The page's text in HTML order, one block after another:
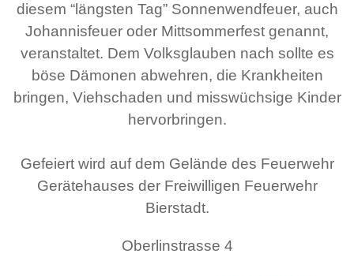
diesem “längsten Tag” Sonnenwendfeuer, auch
Johannisfeuer oder Mittsommerfest genannt,
veranstaltet. Dem Volksglauben nach sollte es
böse Dämonen abwehren, die Krankheiten
bringen, Viehschaden und misswüchsige Kinder
hervorbringen.
Gefeiert wird auf dem Gelände des Feuerwehr
Gerätehauses der Freiwilligen Feuerwehr
Bierstadt.
Oberlinstrasse 4